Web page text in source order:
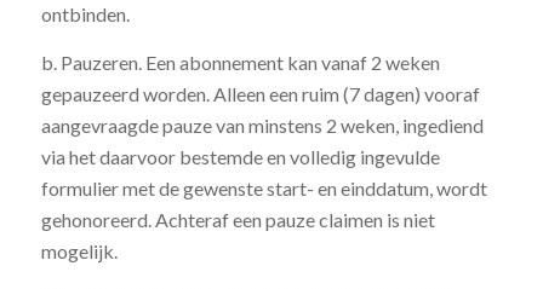
ontbinden.
b. Pauzeren. Een abonnement kan vanaf 2 weken
gepauzeerd worden. Alleen een ruim (7 dagen) vooraf
aangevraagde pauze van minstens 2 weken, ingediend
via het daarvoor bestemde en volledig ingevulde
formulier met de gewenste start- en einddatum, wordt
gehonoreerd. Achteraf een pauze claimen is niet
mogelijk.